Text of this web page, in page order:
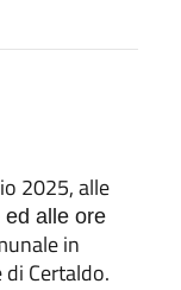
2025, alle
alle ore
in
Certaldo.